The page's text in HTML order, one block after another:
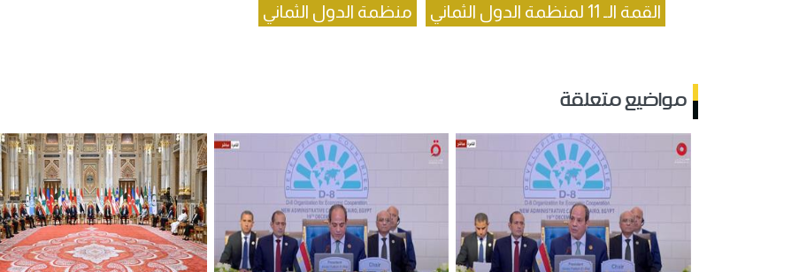
القمة الـ 11 لمنظمة الدول الثماني منظمة الدول الثماني
مواضيع متعلقة